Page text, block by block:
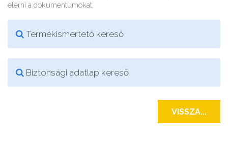
elérni a dokumentumokat.
Termékismertető kereső
Biztonsági adatlap kereső
VISSZA...